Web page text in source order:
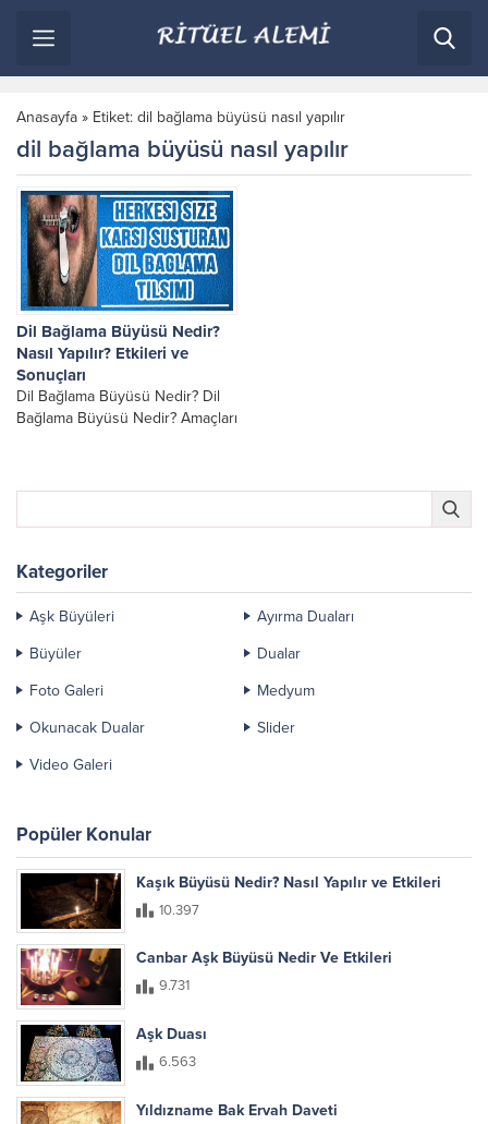
Anasayfa » Etiket: dil bağlama büyüsü nasıl yapılır
dil bağlama büyüsü nasıl yapılır
Dil Bağlama Büyüsü Nedir?
Nasıl Yapılır? Etkileri ve
Sonuçları
Dil Bağlama Büyüsü Nedir? Dil
Bağlama Büyüsü Nedir? Amaçları
Kategoriler
Aşk Büyüleri
Ayırma Duaları
Büyüler
Dualar
Foto Galeri
Medyum
Okunacak Dualar
Slider
Video Galeri
Popüler Konular
Kaşık Büyüsü Nedir? Nasıl Yapılır ve Etkileri
10.397
Canbar Aşk Büyüsü Nedir Ve Etkileri
9.731
Aşk Duası
6.563
Yıldızname Bak Ervah Daveti